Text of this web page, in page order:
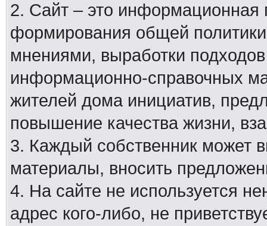
2. Сайт – это
формирования общей
мнениями, выработки
информационно-справочных
жителей дома инициатив,
повышение качества жизни,
3. Каждый собственник может
материалы, вносить
4. На сайте не используется
адрес кого-либо, не